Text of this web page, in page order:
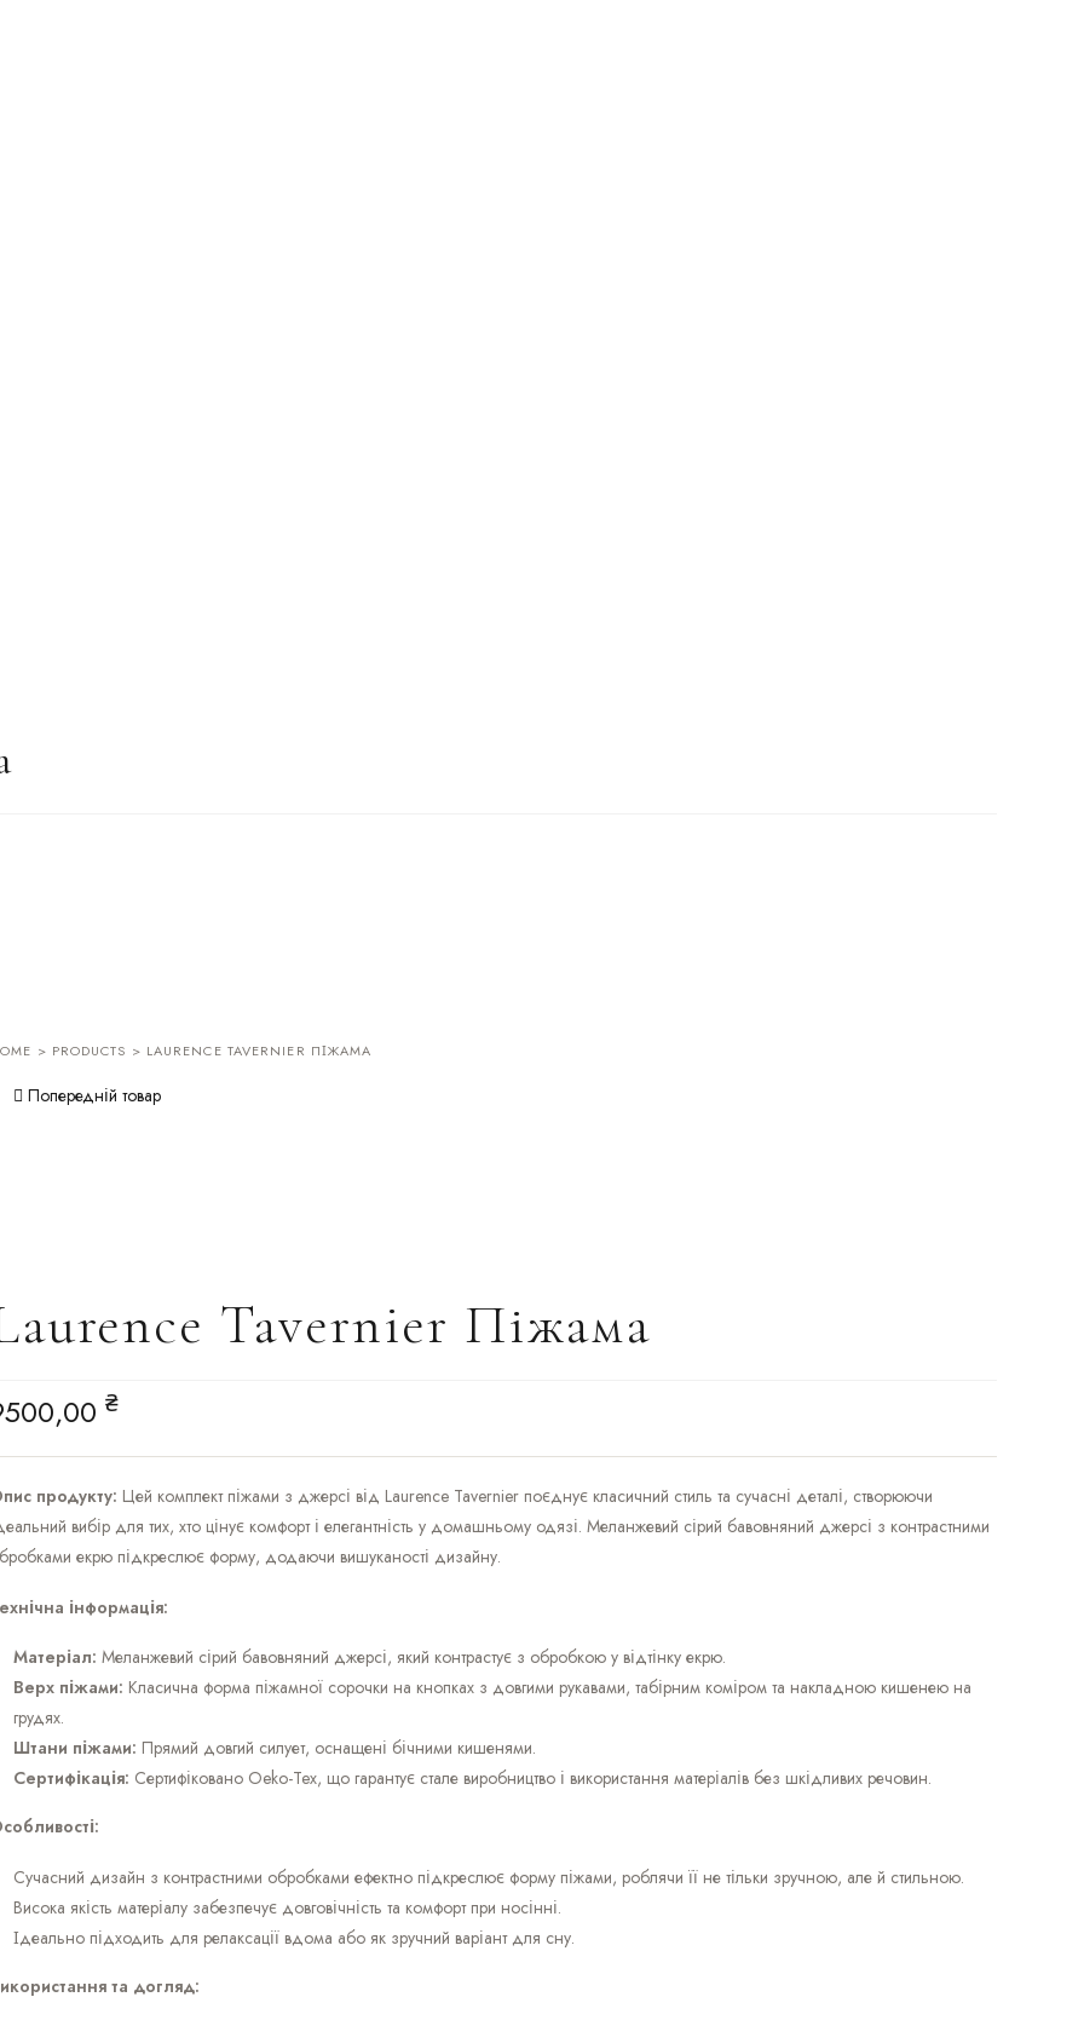
> PRODUCTS > LAURENCE TAVERNIER ПІЖАМА
Попередній товар
Tavernier Піжама
₴
продукту: Цей комплект піжами з джерсі від Laurence Tavernier поєднує класичний стиль та сучасні деталі, створюючи
вибір для тих, хто цінує комфорт і елегантність у домашньому одязі. Меланжевий сірий бавовняний джерсі з контрастними
екрю підкреслює форму, додаючи вишуканості дизайну.
інформація:
Матеріал: Меланжевий сірий бавовняний джерсі, який контрастує з обробкою у відтінку екрю.
Верх піжами: Класична форма піжамної сорочки на кнопках з довгими рукавами, табірним коміром та накладною кишенею на
грудях.
Штани піжами: Прямий довгий силует, оснащені бічними кишенями.
Сертифікація: Сертифіковано Oeko-Tex, що гарантує стале виробництво і використання матеріалів без шкідливих речовин.
Сучасний дизайн з контрастними обробками ефектно підкреслює форму піжами, роблячи її не тільки зручною, але й стильною.
Висока якість матеріалу забезпечує довговічність та комфорт при носінні.
Ідеально підходить для релаксації вдома або як зручний варіант для сну.
та догляд: